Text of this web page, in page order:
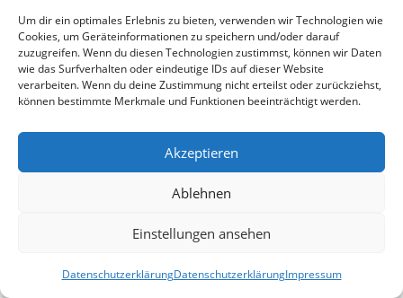
Um dir ein optimales Erlebnis zu bieten, verwenden wir Technologien wie
Cookies, um Geräteinformationen zu speichern und/oder darauf
zuzugreifen. Wenn du diesen Technologien zustimmst, können wir Daten
wie das Surfverhalten oder eindeutige IDs auf dieser Website
verarbeiten. Wenn du deine Zustimmung nicht erteilst oder zurückziehst,
können bestimmte Merkmale und Funktionen beeinträchtigt werden.
Akzeptieren
Ablehnen
Einstellungen ansehen
DatenschutzerklärungDatenschutzerklärungImpressum
2009-05-05
Erstaunliches aktuell: